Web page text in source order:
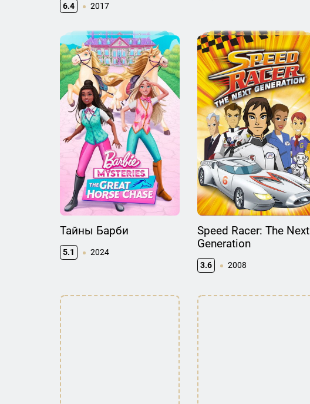
6.4 2017
Тайны Барби
5.1 2024
Speed Racer: The Next
Generation
3.6 2008